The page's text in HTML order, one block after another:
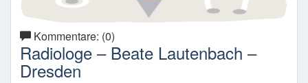
Kommentare: (0)
Radiologe – Beate Lautenbach –
Dresden